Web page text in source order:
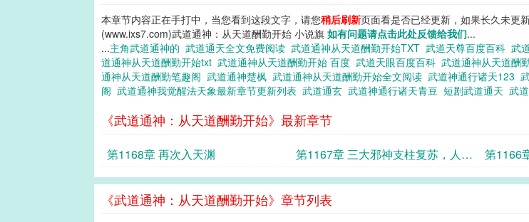
本章节内容正在手打中，当您看到这段文字，请您稍后刷新页面看是否已经更新，如果长久未更
(www.ixs7.com)武道通神：从天道酬勤开始 小说旗 如有问题请点击此处反馈给我们...
...主角武道通神的 武道通天全文免费阅读 武道通神从天道酬勤开始TXT 武道天尊百度百科 武
道通神从天道酬勤开始txt 武道通神从天道酬勤开始 百度 武道天眼百度百科 武道通神从天道酬
通神从天道酬勤笔趣阁 武道通神楚枫 武道通神从天道酬勤开始全文阅读 武道神通行诸天123
阁 武道通神我觉醒法天象最新章节更新列表 武道通玄 武道神通行诸天青豆 短剧武道通天 武
《武道通神：从天道酬勤开始》最新章节
第1168章 再次入天渊
第1167章 三大邪神支柱复苏，人族
局势
第1166
《武道通神：从天道酬勤开始》章节列表